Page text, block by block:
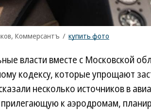
Коммерсантъ / купить фото
власти вместе с Московской
кодексу, которые упрощают
несколько источников в
к аэродромам,